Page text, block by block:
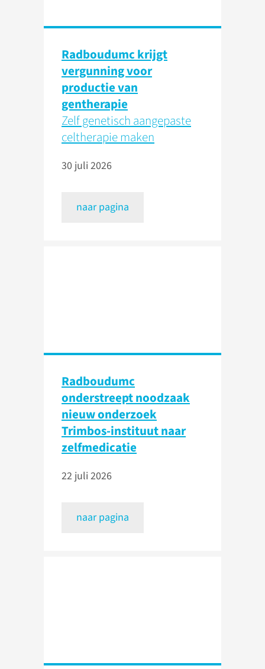
Radboudumc krijgt
vergunning voor
productie van
gentherapie
Zelf genetisch aangepaste
celtherapie maken
30 juli 2026
naar pagina
Radboudumc
onderstreept noodzaak
nieuw onderzoek
Trimbos-instituut naar
zelfmedicatie
22 juli 2026
naar pagina